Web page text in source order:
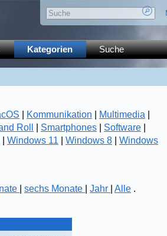
Kategorien Suche
Kommunikation Multimedia
Roll Smartphones Software
Windows 11 Windows 8
Windows
sechs Monate Jahr Alle .